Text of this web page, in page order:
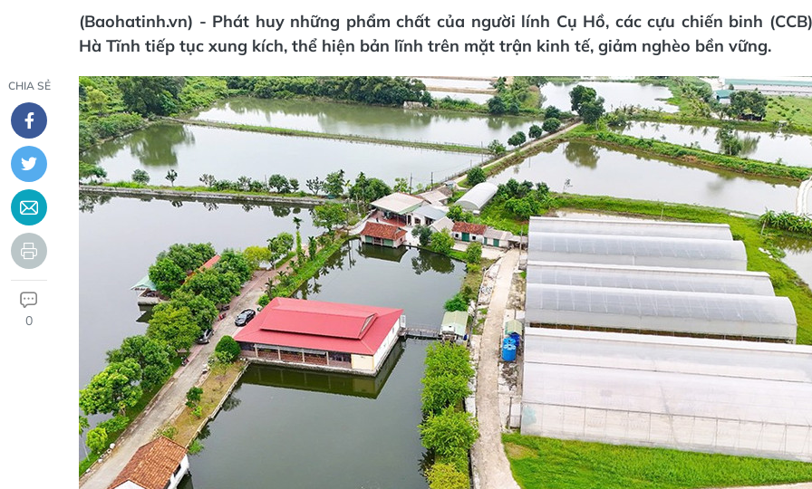
(Baohatinh.vn) - Phát huy những phẩm chất của người lính Cụ Hồ, các cựu chiến binh (CCB)
Hà Tĩnh tiếp tục xung kích, thể hiện bản lĩnh trên mặt trận kinh tế, giảm nghèo bền vững.
CHIA SẺ
0